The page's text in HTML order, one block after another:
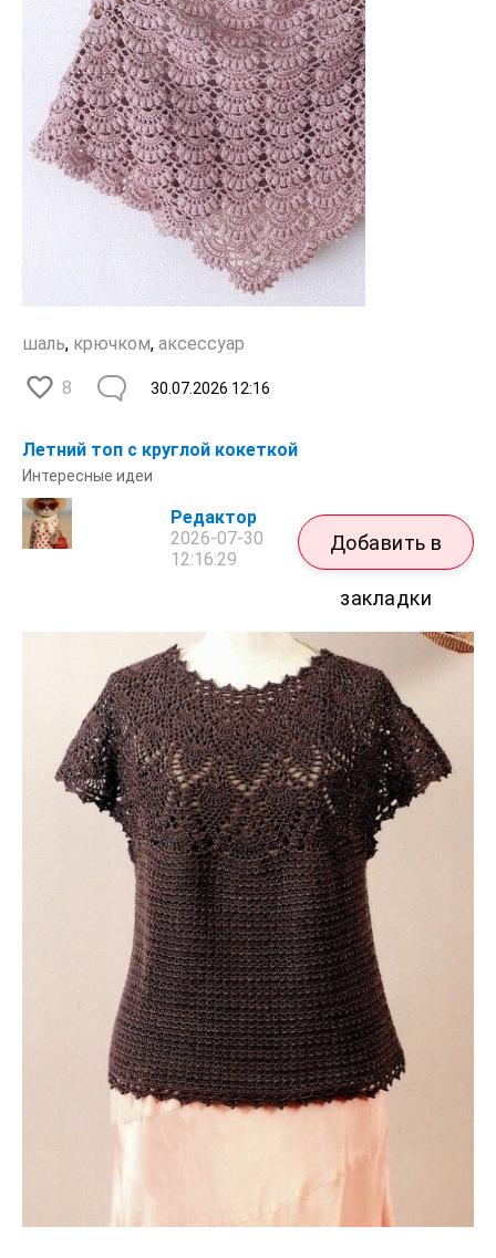
шаль, крючком, аксессуар
8 30.07.2026 12:16
Летний топ с круглой кокеткой
Интересные идеи
Редактор
2026-07-30
12:16:29
Добавить в
закладки